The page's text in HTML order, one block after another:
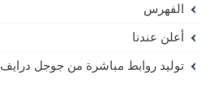
الفهرس
أعلن عندنا
توليد روابط مباشرة من جوجل درايف